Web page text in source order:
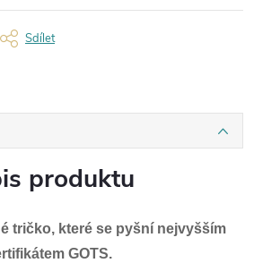
Sdílet
produktu
tričko, které se pyšní nejvyšším
GOTS.